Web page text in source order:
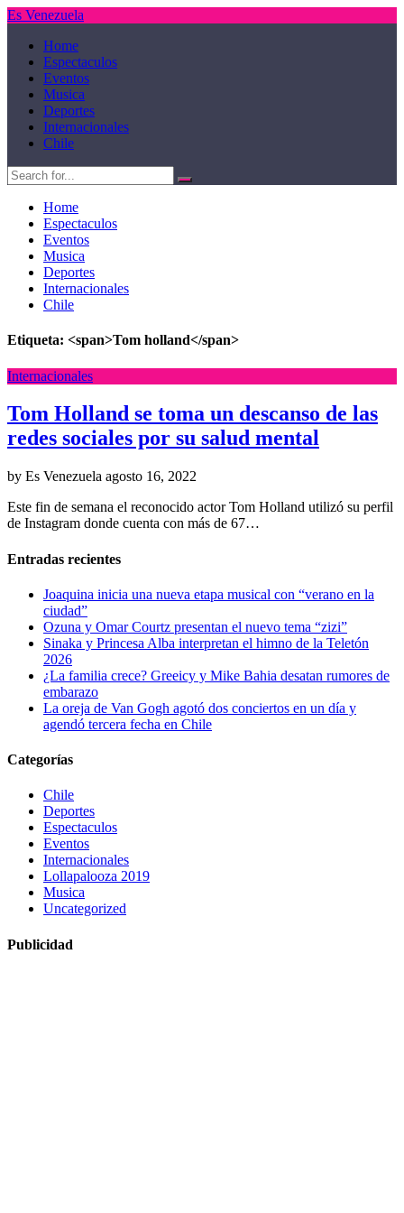
Es Venezuela
Home
Espectaculos
Eventos
Musica
Deportes
Internacionales
Chile
Home
Espectaculos
Eventos
Musica
Deportes
Internacionales
Chile
Etiqueta: <span>Tom holland</span>
Internacionales
Tom Holland se toma un descanso de las
redes sociales por su salud mental
by Es Venezuela agosto 16, 2022
Este fin de semana el reconocido actor Tom Holland utilizó su perfil
de Instagram donde cuenta con más de 67…
Entradas recientes
Joaquina inicia una nueva etapa musical con “verano en la
ciudad”
Ozuna y Omar Courtz presentan el nuevo tema “zizi”
Sinaka y Princesa Alba interpretan el himno de la Teletón
2026
¿La familia crece? Greeicy y Mike Bahia desatan rumores de
embarazo
La oreja de Van Gogh agotó dos conciertos en un día y
agendó tercera fecha en Chile
Categorías
Chile
Deportes
Espectaculos
Eventos
Internacionales
Lollapalooza 2019
Musica
Uncategorized
Publicidad